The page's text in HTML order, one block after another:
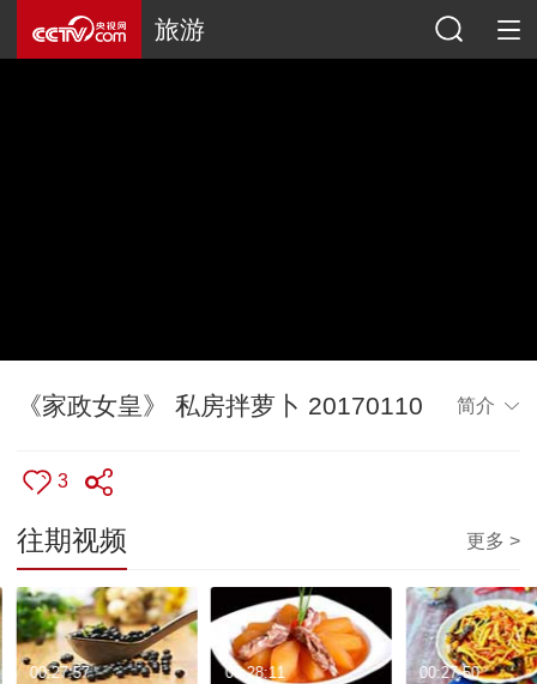
旅游
《家政女皇》 私房拌萝卜 20170110 简介
3
往期视频 更多 >
00:27:57 00:28:11 00:27:50